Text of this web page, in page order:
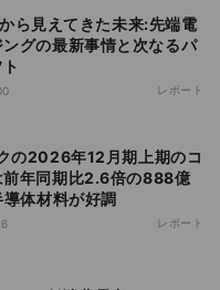
ら見えてきた未来:先端電
グの最新事情と次なるパ
レポート
前年同期比2.6倍の888億
体材料が好調
レポート